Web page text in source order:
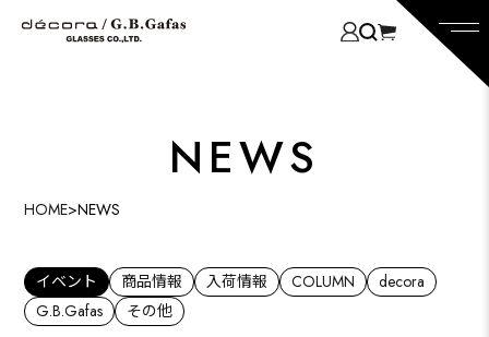
NEWS
HOME>NEWS
イベント 商品情報 入荷情報 COLUMN
decora
G.B.Gafas
その他